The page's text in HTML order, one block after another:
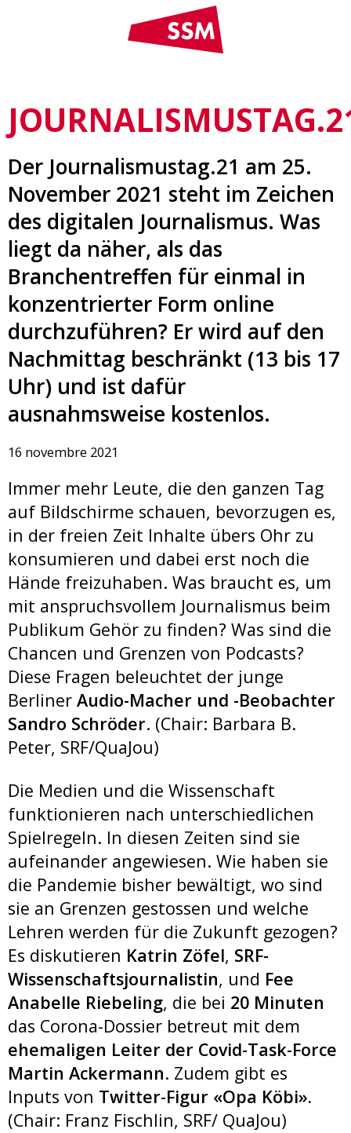
Der Journalismustag.21 am 25.
November 2021 steht im Zeichen
des digitalen Journalismus. Was
liegt da näher, als das
Branchentreffen für einmal in
konzentrierter Form online
durchzuführen? Er wird auf den
Nachmittag beschränkt (13 bis 17
Uhr) und ist dafür
ausnahmsweise kostenlos.
16 novembre 2021
Immer mehr Leute, die den ganzen Tag
auf Bildschirme schauen, bevorzugen es,
in der freien Zeit Inhalte übers Ohr zu
konsumieren und dabei erst noch die
Hände freizuhaben. Was braucht es, um
mit anspruchsvollem Journalismus beim
Publikum Gehör zu finden? Was sind die
Chancen und Grenzen von Podcasts?
Diese Fragen beleuchtet der junge
Berliner Audio-Macher und -Beobachter
Sandro Schröder. (Chair: Barbara B.
Peter, SRF/QuaJou)
Die Medien und die Wissenschaft
funktionieren nach unterschiedlichen
Spielregeln. In diesen Zeiten sind sie
aufeinander angewiesen. Wie haben sie
die Pandemie bisher bewältigt, wo sind
sie an Grenzen gestossen und welche
Lehren werden für die Zukunft gezogen?
Es diskutieren Katrin Zöfel, SRF-
Wissenschaftsjournalistin, und Fee
Anabelle Riebeling, die bei 20 Minuten
das Corona-Dossier betreut mit dem
ehemaligen Leiter der Covid-Task-Force
Martin Ackermann. Zudem gibt es
Inputs von Twitter-Figur «Opa Köbi».
(Chair: Franz Fischlin, SRF/ QuaJou)